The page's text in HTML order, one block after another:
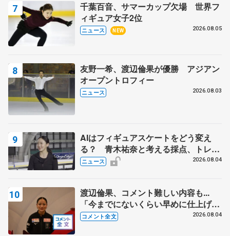
千葉百音、サマーカップ欠場 世界フ
ィギュア女子2位
ニュース NEW 2026.08.05
友野一希、渡辺倫果が優勝 アジアン
オープントロフィー
ニュース 2026.08.03
AIはフィギュアスケートをどう変え
る？ 青木祐奈と考える採点、トレー
ニングの未来
ニュース 2026.08.04
渡辺倫果、コメント難しい内容も...
「今までにないくらい早めに仕上げら
れている」 【アジアンオープントロ
コメント全文 2026.08.04